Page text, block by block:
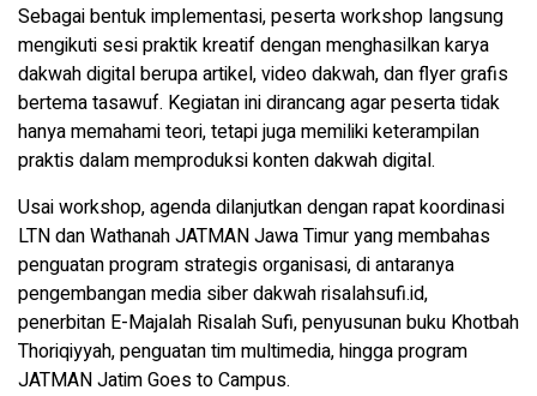
Sebagai bentuk implementasi, peserta workshop langsung
mengikuti sesi praktik kreatif dengan menghasilkan karya
dakwah digital berupa artikel, video dakwah, dan flyer grafis
bertema tasawuf. Kegiatan ini dirancang agar peserta tidak
hanya memahami teori, tetapi juga memiliki keterampilan
praktis dalam memproduksi konten dakwah digital.
Usai workshop, agenda dilanjutkan dengan rapat koordinasi
LTN dan Wathanah JATMAN Jawa Timur yang membahas
penguatan program strategis organisasi, di antaranya
pengembangan media siber dakwah risalahsufi.id,
penerbitan E-Majalah Risalah Sufi, penyusunan buku Khotbah
Thoriqiyyah, penguatan tim multimedia, hingga program
JATMAN Jatim Goes to Campus.